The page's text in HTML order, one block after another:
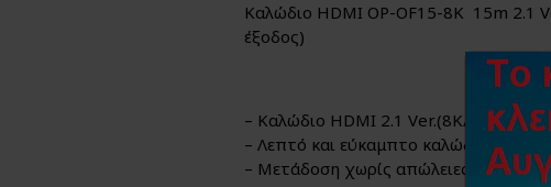
Καλώδιο HDMI OP-OF15-8K 15m
έξοδος)
– Καλώδιο HDMI 2.1 Ver.(8K/60Hz)
– Λεπτό και εύκαμπτο καλώδιο
– Μετάδοση χωρίς απώλειες σε